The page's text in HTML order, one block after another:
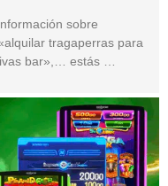
sobre
tragaperras para
bar»,… estás …